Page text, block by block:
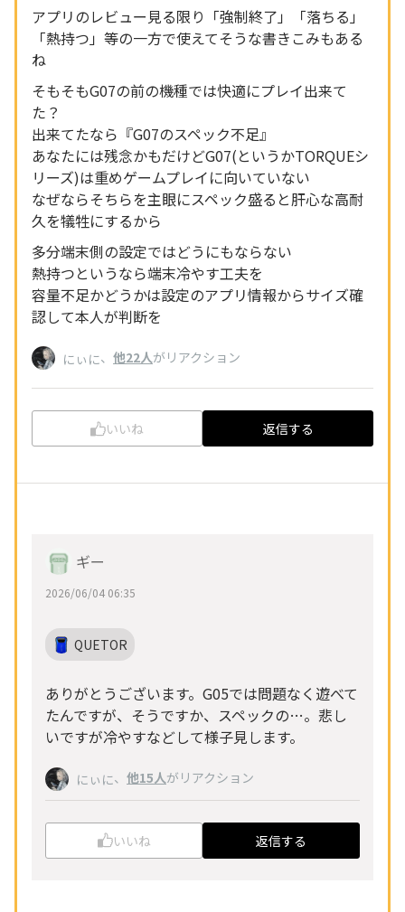
アプリのレビュー見る限り「強制終了」「落ちる」
「熱持つ」等の一方で使えてそうな書きこみもある
ね
そもそもG07の前の機種では快適にプレイ出来て
た？
出来てたなら『G07のスペック不足』
あなたには残念かもだけどG07(というかTORQUEシ
リーズ)は重めゲームプレイに向いていない
なぜならそちらを主眼にスペック盛ると肝心な高耐
久を犠牲にするから
多分端末側の設定ではどうにもならない
熱持つというなら端末冷やす工夫を
容量不足かどうかは設定のアプリ情報からサイズ確
認して本人が判断を
にぃに、 他22人がリアクション
いいね 返信する
ギー
2026/06/04 06:35
QUETOR
ありがとうございます。G05では問題なく遊べて
たんですが、そうですか、スペックの…。悲し
いですが冷やすなどして様子見します。
にぃに、 他15人がリアクション
いいね 返信する